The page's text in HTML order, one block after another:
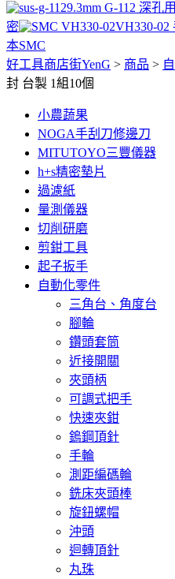
9.3mm G-112 深孔
密
VH330-02
本SMC
好工具商店街YenG > 商品 >
封 台製 1組10個
小農蔬果
NOGA手刮刀修邊刀
MITUTOYO三豐儀器
h+s精密墊片
過濾紙
量測儀器
切削研磨
剪鉗工具
起子扳手
自動化零件
三角台、角度台
腳輪
鑽頭套筒
近接開關
夾頭柄
可調式把手
快速夾鉗
鎢鋼頂針
手輪
測距編碼輪
銑床夾頭棒
旋鈕螺帽
沖頭
迴轉頂針
丸珠